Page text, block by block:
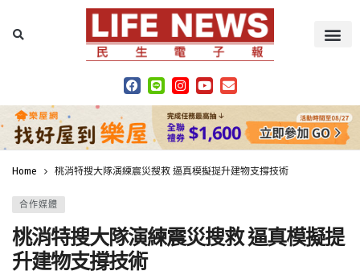
Home 桃消特搜大隊演練震災搜救 逼真模擬提升建物支撐技術
合作媒體
桃消特搜大隊演練震災搜救 逼真模擬提
升建物支撐技術